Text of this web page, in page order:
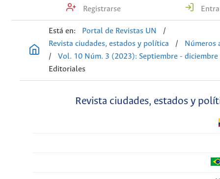
Registrarse
Está en: Portal de Revistas UN
/
Revista ciudades, estados y política
/
Números
/
Vol. 10 Núm. 3 (2023): Septiembre - diciembre
Editoriales
Revista ciudades, estados y